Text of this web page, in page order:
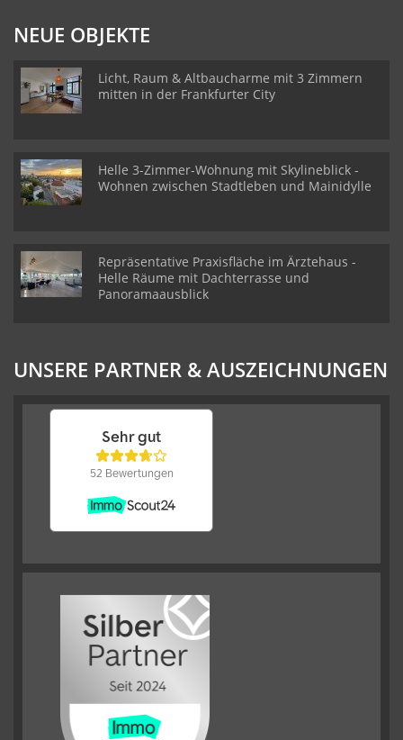
NEUE OBJEKTE
Licht, Raum & Altbaucharme mit 3 Zimmern
mitten in der Frankfurter City
Helle 3-Zimmer-Wohnung mit Skylineblick -
Wohnen zwischen Stadtleben und Mainidylle
Repräsentative Praxisfläche im Ärztehaus -
Helle Räume mit Dachterrasse und
Panoramaausblick
UNSERE PARTNER & AUSZEICHNUNGEN